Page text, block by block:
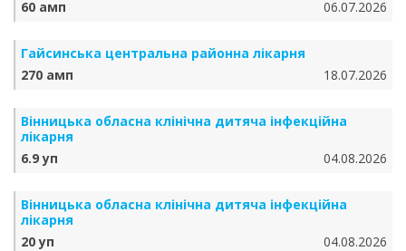
60 амп
06.07.2026
Гайсинська центральна районна лікарня
270 амп
18.07.2026
Вінницька обласна клінічна дитяча інфекційна
лікарня
6.9 уп
04.08.2026
Вінницька обласна клінічна дитяча інфекційна
лікарня
20 уп
04.08.2026